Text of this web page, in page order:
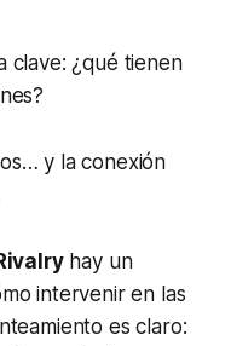
clave: ¿qué tienen
y la conexión
hay un
intervenir en las
es claro: